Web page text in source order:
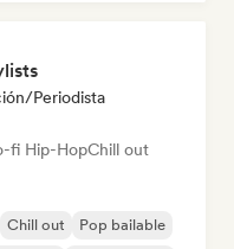
Periodista
fi Hip-HopChill out
Chill out
Pop bailable